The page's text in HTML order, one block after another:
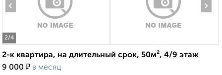
2/4
‹ ›
2-к квартира, на длительный срок, 50м², 4/9 этаж
9 000 ₽ в месяц